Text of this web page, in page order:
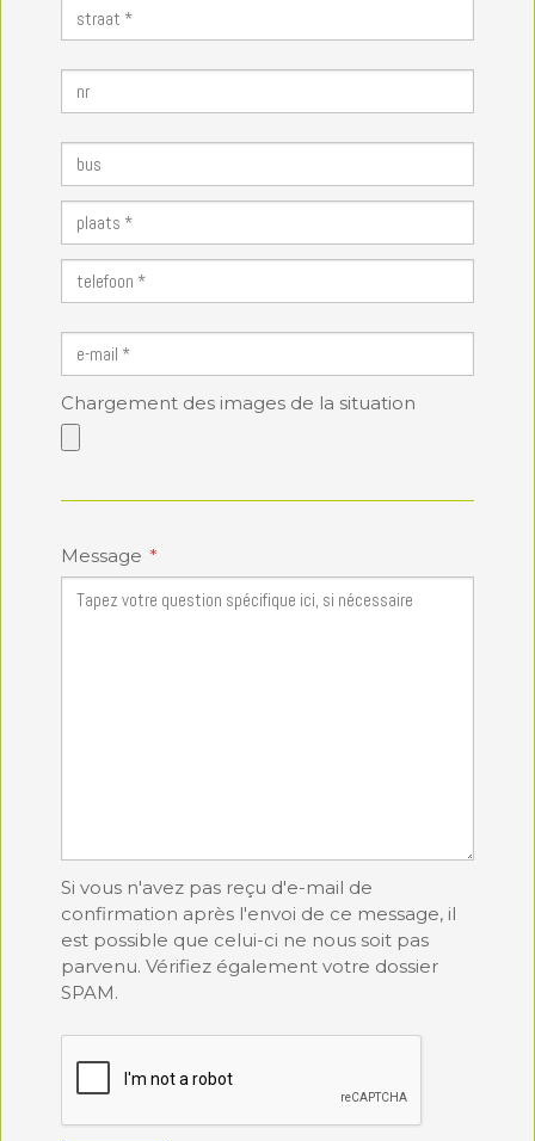
Chargement des images de la situation
Message
Si vous n'avez pas reçu d'e-mail de
confirmation après l'envoi de ce message, il
est possible que celui-ci ne nous soit pas
parvenu. Vérifiez également votre dossier
SPAM.